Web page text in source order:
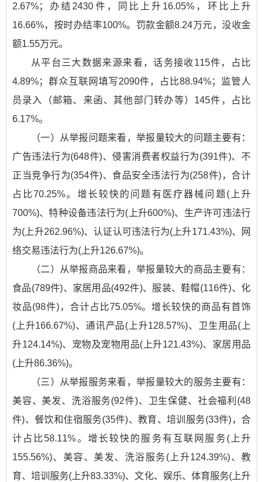
2.67%；办结2430件，同比上升16.05%，环比上升
16.66%，按时办结率100%。罚款金额8.24万元，没收金
额1.55万元。
从平台三大数据来源来看，话务接收115件，占比
4.89%；群众互联网填写2090件，占比88.94%；监管人
员录入（邮箱、来函、其他部门转办等）145件，占比
6.17%。
（一）从举报问题来看，举报量较大的问题主要有：
广告违法行为(648件)、侵害消费者权益行为(391件)、不
正当竞争行为(354件)、食品安全违法行为(258件)，合计
占比70.25%。增长较快的问题有医疗器械问题(上升
700%)、特种设备违法行为(上升600%)、生产许可违法行
为(上升262.96%)、认证认可违法行为(上升171.43%)、网
络交易违法行为(上升126.67%)。
（二）从举报商品来看，举报量较大的商品主要有：
食品(789件)、家居用品(492件)、服装、鞋帽(116件)、化
妆品(98件)，合计占比75.05%。增长较快的商品有首饰
(上升166.67%)、通讯产品(上升128.57%)、卫生用品(上
升124.14%)、宠物及宠物用品(上升121.43%)、家居用品
(上升86.36%)。
（三）从举报服务来看，举报量较大的服务主要有：
美容、美发、洗浴服务(92件)、卫生保健、社会福利(48
件)、餐饮和住宿服务(35件)、教育、培训服务(33件)，合
计占比58.11%。增长较快的服务有互联网服务(上升
155.56%)、美容、美发、洗浴服务(上升124.39%)、教
育、培训服务(上升83.33%)、文化、娱乐、体育服务(上升